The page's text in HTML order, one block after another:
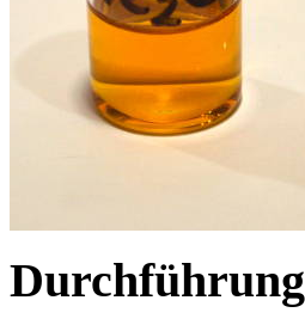
Durchführung